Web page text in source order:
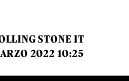
STONE IT
2022 10:25